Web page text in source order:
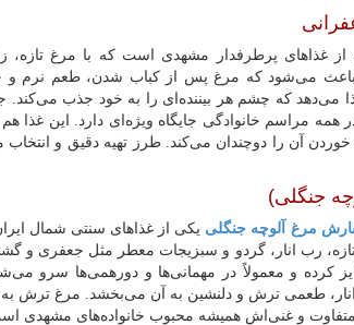
از غذاهای پرطرفدار مشهدی است که با مرغ
می‌شود که مرغ پس از کباب شدن، طعم نرم و
که چشم هر بیننده‌ای را به خود جذب می‌کند.
همه مراسم خانوادگی جایگاه ویژه‌ای دارد. این غذا
آن را دوچندان می‌کند. طرز تهیه دقیق و انتخاب
مرغ آلوچه جنگلی یکی از غذاهای سنتی شمال
تازه، رب انار، گردو و سبزیجات معطر مثل جعفری و
کرده و معمولاً در مهمانی‌ها و دورهمی‌ها سرو
طعمی ترش و دلنشین به آن می‌بخشد. مرغ ترش به
متفاوت و غنی‌اش همیشه محبوب خانواده‌های مشهدی